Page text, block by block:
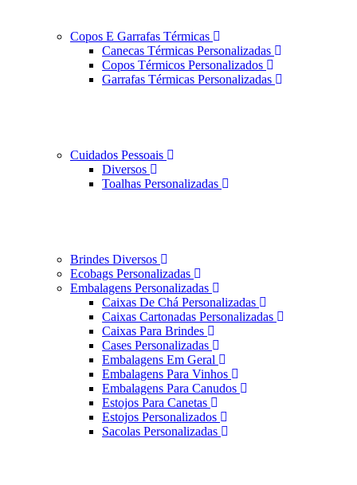
Copos E Garrafas Térmicas
Canecas Térmicas Personalizadas
Copos Térmicos Personalizados
Garrafas Térmicas Personalizadas
Cuidados Pessoais
Diversos
Toalhas Personalizadas
Brindes Diversos
Ecobags Personalizadas
Embalagens Personalizadas
Caixas De Chá Personalizadas
Caixas Cartonadas Personalizadas
Caixas Para Brindes
Cases Personalizadas
Embalagens Em Geral
Embalagens Para Vinhos
Embalagens Para Canudos
Estojos Para Canetas
Estojos Personalizados
Sacolas Personalizadas